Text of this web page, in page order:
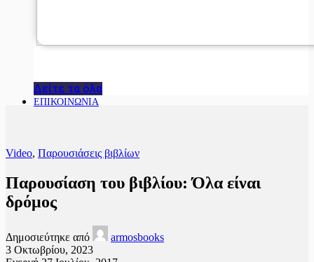
Δείτε τα όλα
ΕΠΙΚΟΙΝΩΝΙΑ
Video, Παρουσιάσεις βιβλίων
Παρουσίαση του βιβλίου: Όλα είναι
δρόμος
Δημοσιεύτηκε από
armosbooks
3 Οκτωβρίου, 2023